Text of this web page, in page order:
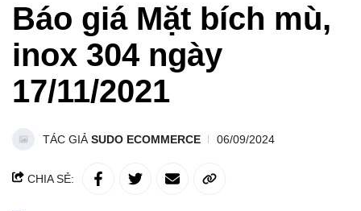
Báo giá Mặt bích mù,
inox 304 ngày
17/11/2021
TÁC GIẢ SUDO ECOMMERCE 06/09/2024
CHIA SẺ: